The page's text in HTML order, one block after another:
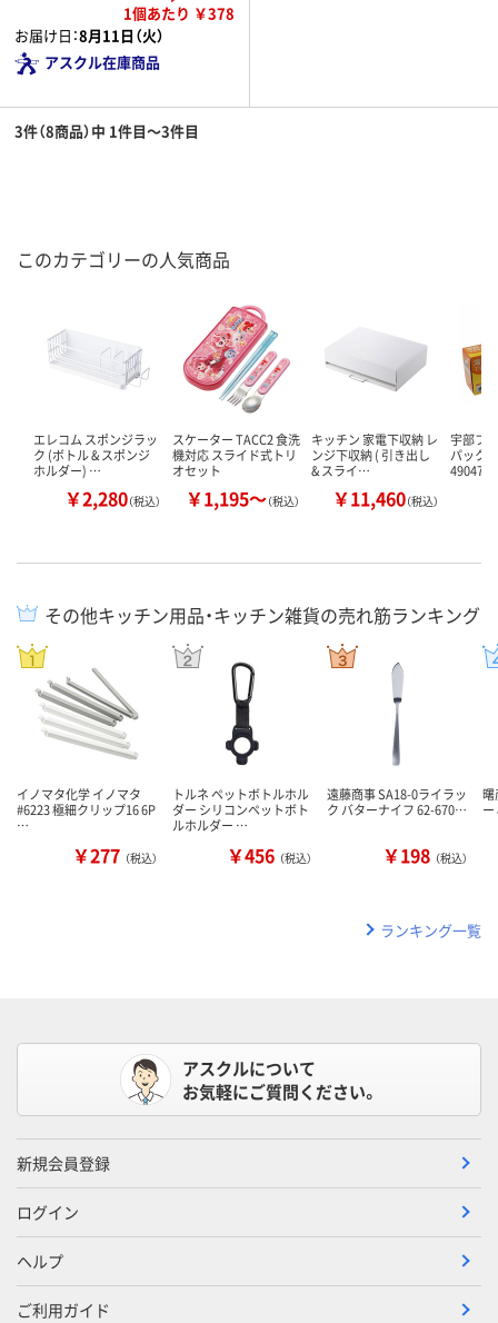
1個あたり ￥378
お届け日：8月11日（火）
アスクル在庫商品
3件（8商品）中 1件目～3件目
このカテゴリーの人気商品
エレコム スポンジラッ
ク (ボトル & スポンジ
ホルダー) …
￥2,280（税込）
スケーター TACC2 食洗
機対応 スライド式トリ
オセット
￥1,195～（税込）
キッチン 家電下収納 レ
ンジ下収納 ( 引き出し
& スライ…
￥11,460（税込）
宇部フ
パック
その他キッチン用品・キッチン雑貨の売れ筋ランキング
イノマタ化学 イノマタ
#6223 極細クリップ16 6P
…
￥277 （税込）
トルネ ペットボトルホル
ダー シリコンペットボト
ルホルダー …
￥456 （税込）
遠藤商事 SA18-0ライラッ
ク バターナイフ 62-670…
￥198 （税込）
曙
ー
ランキング一覧
アスクルについて
お気軽にご質問ください。
新規会員登録
ログイン
ヘルプ
ご利用ガイド